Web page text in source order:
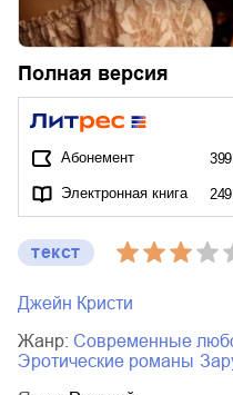
Полная версия
Абонемент
Электронная книга
текст
Джейн Кристи
Жанр:
современные
эротические романы